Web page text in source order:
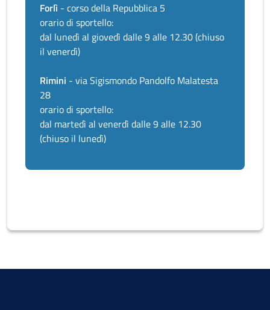
Forlì - corso della Repubblica 5
orario di sportello:
dal lunedì al giovedì dalle 9 alle 12.30 (chiuso
il venerdì)
Rimini - via Sigismondo Pandolfo Malatesta
28
orario di sportello:
dal martedì al venerdì dalle 9 alle 12.30
(chiuso il lunedì)